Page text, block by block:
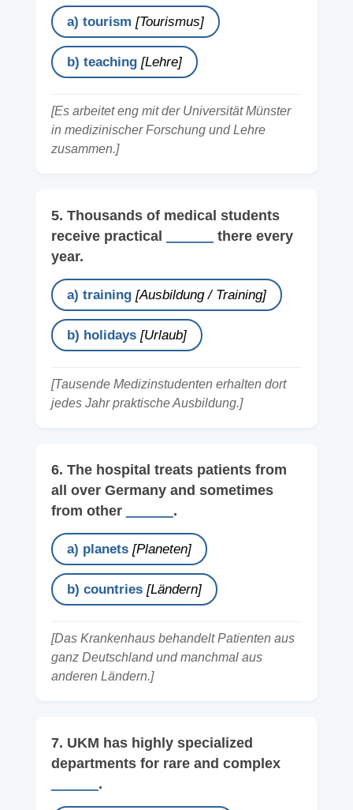
a) tourism [Tourismus]
b) teaching [Lehre]
[Es arbeitet eng mit der Universität Münster
in medizinischer Forschung und Lehre
zusammen.]
5. Thousands of medical students
receive practical
there every
year.
a) training [Ausbildung / Training]
b) holidays [Urlaub]
[Tausende Medizinstudenten erhalten dort
jedes Jahr praktische Ausbildung.]
6. The hospital treats patients from
all over Germany and sometimes
from other
.
a) planets [Planeten]
b) countries [Ländern]
[Das Krankenhaus behandelt Patienten aus
ganz Deutschland und manchmal aus
anderen Ländern.]
7. UKM has highly specialized
departments for rare and complex
.